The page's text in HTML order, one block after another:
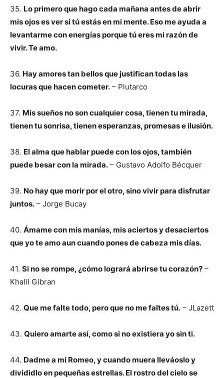
35. Lo primero que hago cada mañana antes de abrir
mis ojos es ver si tú estás en mi mente. Eso me ayuda a
levantarme con energías porque tú eres mi razón de
vivir. Te amo.
36. Hay amores tan bellos que justifican todas las
locuras que hacen cometer. – Plutarco
37. Mis sueños no son cualquier cosa, tienen tu mirada,
tienen tu sonrisa, tienen esperanzas, promesas e ilusión.
38. El alma que hablar puede con los ojos, también
puede besar con la mirada. – Gustavo Adolfo Bécquer
39. No hay que morir por el otro, sino vivir para disfrutar
juntos. – Jorge Bucay
40. Ámame con mis manías, mis aciertos y desaciertos
que yo te amo aun cuando pones de cabeza mis días.
41. Si no se rompe, ¿cómo logrará abrirse tu corazón? –
Khalil Gibran
42. Que me falte todo, pero que no me faltes tú. – JLazett
43. Quiero amarte así, como si no existiera yo sin ti.
44. Dadme a mi Romeo, y cuando muera lleváoslo y
divididlo en pequeñas estrellas. El rostro del cielo se